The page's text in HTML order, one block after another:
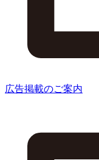
広告掲載のご案内